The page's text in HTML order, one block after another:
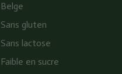
Belge
Sans gluten
Sans lactose
Faible en sucre